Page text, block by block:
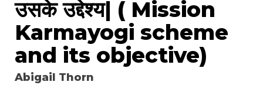
उसके उद्देश्य| ( Mission
Karmayogi scheme
and its objective)
Abigail Thorn